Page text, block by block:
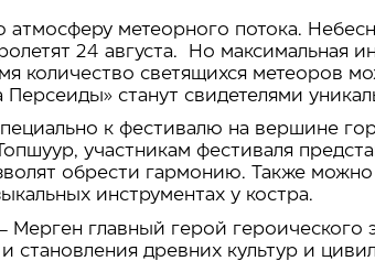
атмосферу метеорного потока.
24 августа. Но максимальная
количество светящихся метеоров
Персеиды» станут свидетелями
к фестивалю на вершине
участникам фестиваля
обрести гармонию. Также
инструментах у костра.
Мерген главный герой
становления древних культур и